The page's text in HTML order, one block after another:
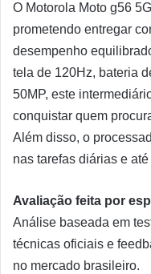
O Motorola Moto g56
prometendo entregar
desempenho
tela de 120Hz, bateria
50MP, este
conquistar quem
Além disso, o
nas tarefas diárias e
Avaliação feita por
Análise baseada em
técnicas oficiais e
no mercado brasileiro.